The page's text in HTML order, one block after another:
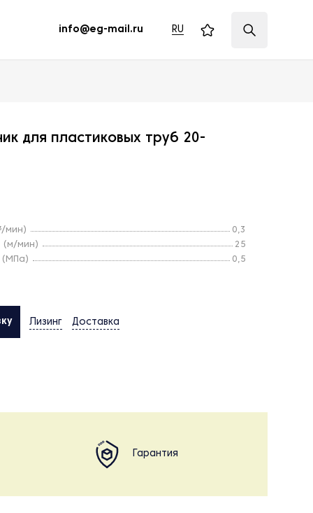
info@eg-mail.ru RU
для пластиковых труб 20-
мин)
0,3
(м/мин)
25
(МПа)
0,5
Лизинг Доставка
Гарантия